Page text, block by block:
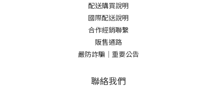
配送購買說明
國際配送說明
合作經銷聯繫
販售通路
嚴防詐騙｜重要公告
聯絡我們